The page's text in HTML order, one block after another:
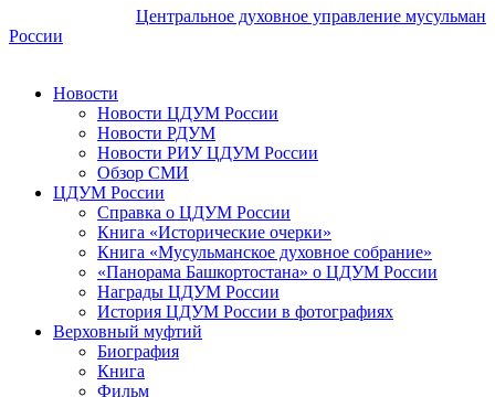
Центральное духовное управление мусульман
России
Новости
Новости ЦДУМ России
Новости РДУМ
Новости РИУ ЦДУМ России
Обзор СМИ
ЦДУМ России
Справка о ЦДУМ России
Книга «Исторические очерки»
Книга «Мусульманское духовное собрание»
«Панорама Башкортостана» о ЦДУМ России
Награды ЦДУМ России
История ЦДУМ России в фотографиях
Верховный муфтий
Биография
Книга
Фильм